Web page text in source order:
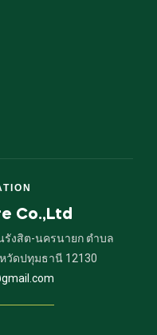
Co.,Ltd
รังสิต-นครนายก ตำบล
วัดปทุมธานี 12130